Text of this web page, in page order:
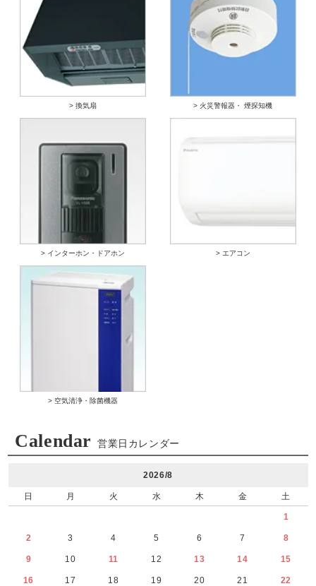
> 換気扇 > 火災警報器・ 煙探知機
> インターホン・ドアホン > エアコン
> 空気清浄・除菌機器
Calendar 営業日カレンダー
2026/8
日 月 火 水 木 金 土
1
2 3 4 5 6 7 8
9 10 11 12 13 14 15
16 17 18 19 20 21 22